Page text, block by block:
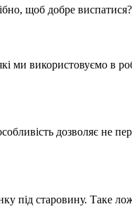
щоб добре виспатися?
ми використовуємо в
дозволяє не
під старовину. Таке